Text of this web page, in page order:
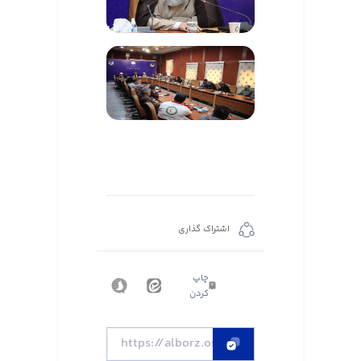
اشتراک گذاری
چاپ
کردن